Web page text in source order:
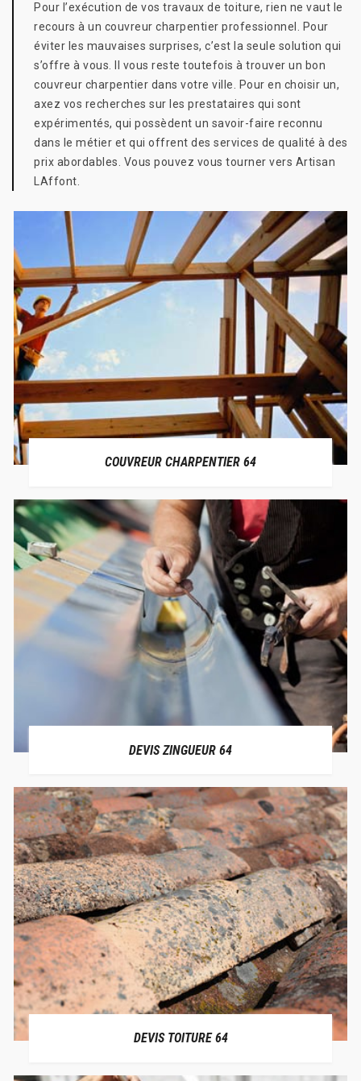
Pour l’exécution de vos travaux de toiture, rien ne vaut le
recours à un couvreur charpentier professionnel. Pour
éviter les mauvaises surprises, c’est la seule solution qui
s’offre à vous. Il vous reste toutefois à trouver un bon
couvreur charpentier dans votre ville. Pour en choisir un,
axez vos recherches sur les prestataires qui sont
expérimentés, qui possèdent un savoir-faire reconnu
dans le métier et qui offrent des services de qualité à des
prix abordables. Vous pouvez vous tourner vers Artisan
LAffont.
COUVREUR CHARPENTIER 64
DEVIS ZINGUEUR 64
DEVIS TOITURE 64